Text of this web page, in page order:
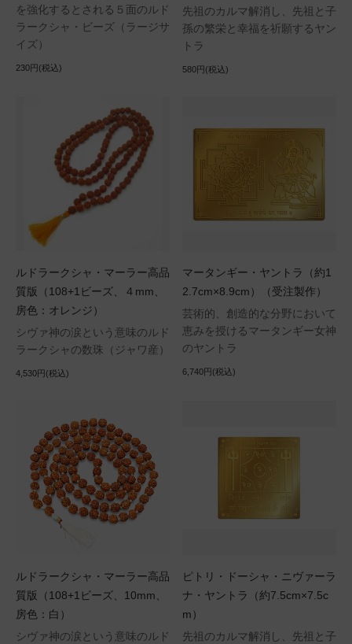
を強化するとされる５面のルド
ラークシャ・ビーズ（ラージサ
イズ）
230円(税込)
先祖のカルマ解消し、先祖と子
孫の繁栄と幸福を祈願するヤン
トラ
580円(税込)
ルドラークシャ・マーラー高品
質版（108+1ビーズ、４mm、
房色：オレンジ）
シヴァ神の涙という意味のルド
ラークシャの数珠（ジャワ産）
4,530円(税込)
マータンギー・ヤントラ（約1
2.7cm×8.9cm）（受注製作）
芸術的、創造的な分野において
恵みを授けるマータンギー女神
のヤントラ
6,740円(税込)
ルドラークシャ・マーラー高品
質版（108+1ビーズ、10mm、
房色：白）
シヴァ神の涙という意味のルド
ピトリ・ドーシャ・ニヴァーラ
ナ・ヤントラ（約7.5cm×7.5c
m）
先祖のカルマ解消し、先祖と子